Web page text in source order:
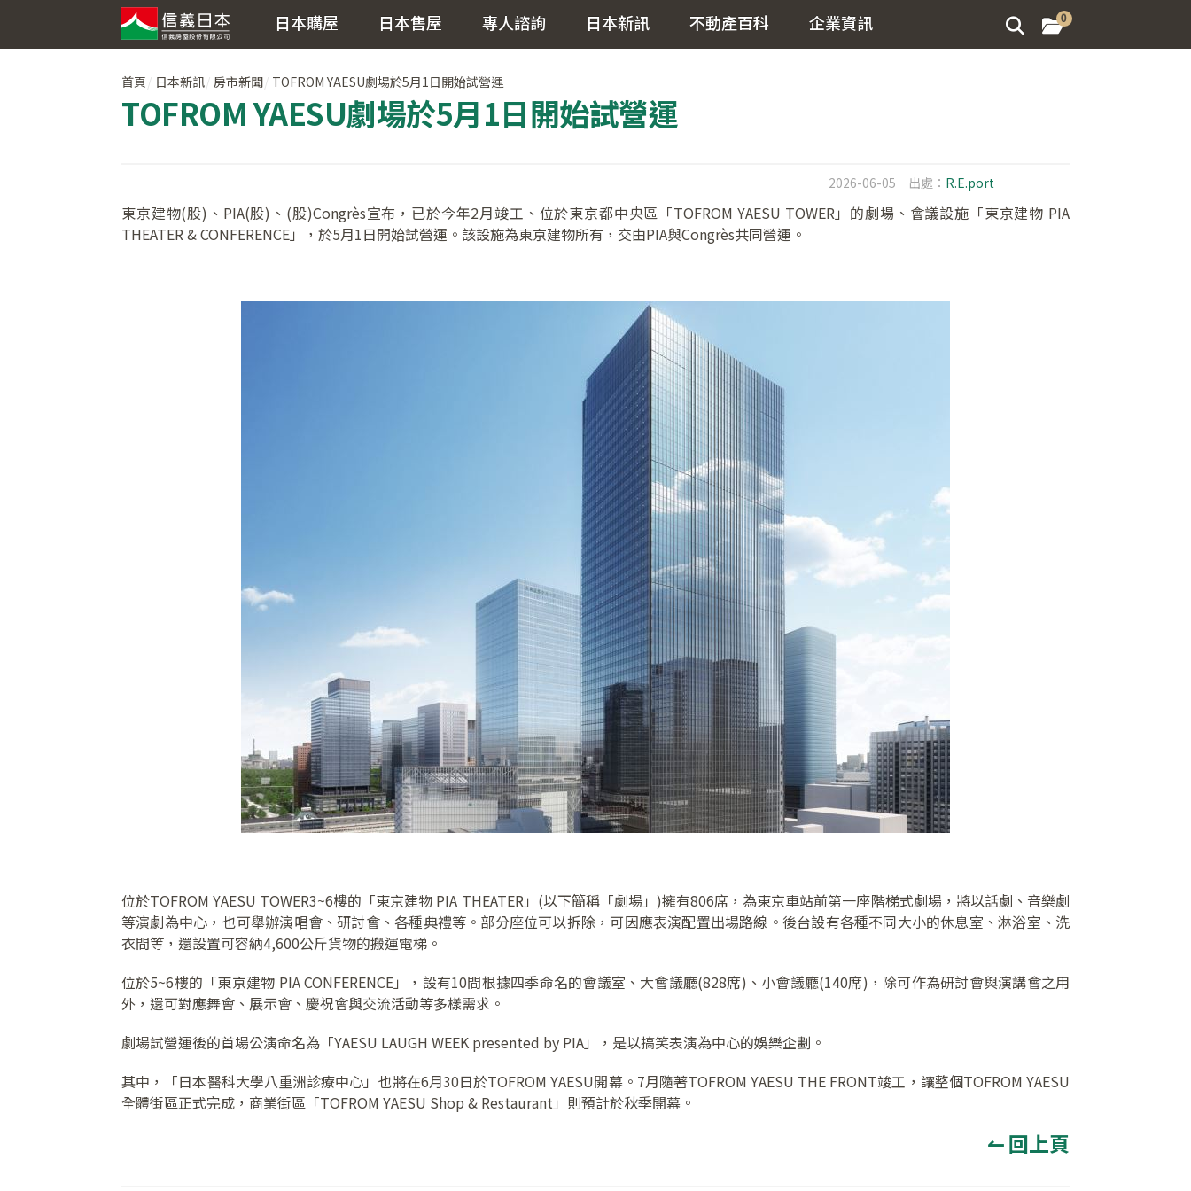
日本購屋 日本售屋 專人諮詢 日本新訊 不動產百科 企業資訊 0
首頁 日本新訊 房市新聞 TOFROM YAESU劇場於5月1日開始試營運
TOFROM YAESU劇場於5月1日開始試營運
2026-06-05 出處： R.E.port
東京建物(股)、PIA(股)、(股)Congrès宣布，已於今年2月竣工、位於東京都中央區「TOFROM YAESU TOWER」的劇場、會議設施「東京建物 PIA
THEATER & CONFERENCE」，於5月1日開始試營運。該設施為東京建物所有，交由PIA與Congrès共同營運。
位於TOFROM YAESU TOWER3~6樓的「東京建物 PIA THEATER」(以下簡稱「劇場」)擁有806席，為東京車站前第一座階梯式劇場，將以話劇、音樂劇
等演劇為中心，也可舉辦演唱會、研討會、各種典禮等。部分座位可以拆除，可因應表演配置出場路線。後台設有各種不同大小的休息室、淋浴室、洗
衣間等，還設置可容納4,600公斤貨物的搬運電梯。
位於5~6樓的「東京建物 PIA CONFERENCE」，設有10間根據四季命名的會議室、大會議廳(828席)、小會議廳(140席)，除可作為研討會與演講會之用
外，還可對應舞會、展示會、慶祝會與交流活動等多樣需求。
劇場試營運後的首場公演命名為「YAESU LAUGH WEEK presented by PIA」，是以搞笑表演為中心的娛樂企劃。
其中，「日本醫科大學八重洲診療中心」也將在6月30日於TOFROM YAESU開幕。7月隨著TOFROM YAESU THE FRONT竣工，讓整個TOFROM YAESU
全體街區正式完成，商業街區「TOFROM YAESU Shop & Restaurant」則預計於秋季開幕。
↼ 回上頁